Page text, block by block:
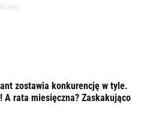
zostawia konkurencję w tyle.
A rata miesięczna? Zaskakująco